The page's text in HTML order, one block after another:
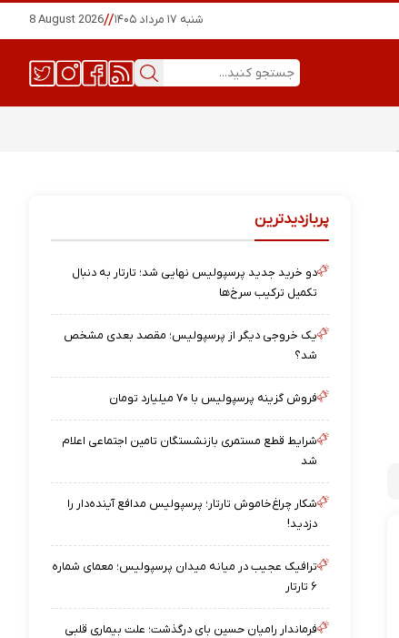
شنبه ۱۷ مرداد ۱۴۰۵ //
8 August 2026
پربازدیدترین
دو خرید جدید پرسپولیس نهایی شد؛ تارتار به دنبال
تکمیل ترکیب سرخ‌ها
یک خروجی دیگر از پرسپولیس؛ مقصد بعدی مشخص
شد؟
فروش گزینه پرسپولیس با ۷۰ میلیارد تومان
شرایط قطع مستمری بازنشستگان تامین اجتماعی اعلام
شد
شکار چراغ‌خاموش تارتار؛ پرسپولیس مدافع آینده‌دار را
دزدید!
ترافیک عجیب در میانه میدان پرسپولیس؛ معمای شماره
۶ تارتار
فرماندار رامیان حسین بای درگذشت؛ علت بیماری قلبی